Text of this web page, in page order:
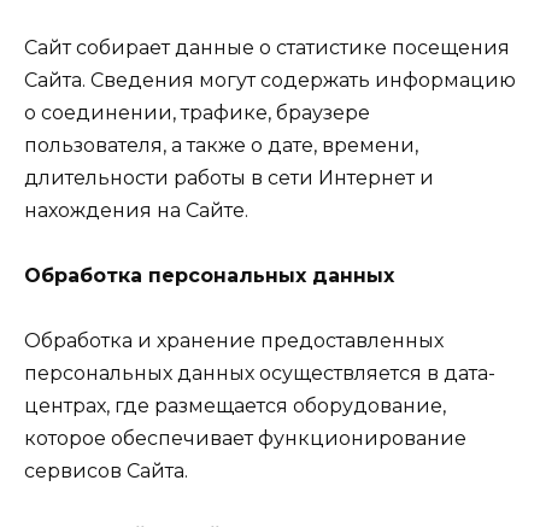
Сайт собирает данные о статистике посещения
Сайта. Сведения могут содержать информацию
о соединении, трафике, браузере
пользователя, а также о дате, времени,
длительности работы в сети Интернет и
нахождения на Сайте.
Обработка персональных данных
Обработка и хранение предоставленных
персональных данных осуществляется в дата-
центрах, где размещается оборудование,
которое обеспечивает функционирование
сервисов Сайта.